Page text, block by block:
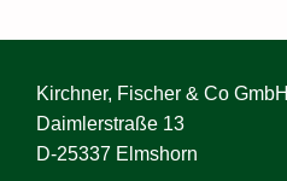
Kirchner, Fischer & Co GmbH
Daimlerstraße 13
D-25337 Elmshorn